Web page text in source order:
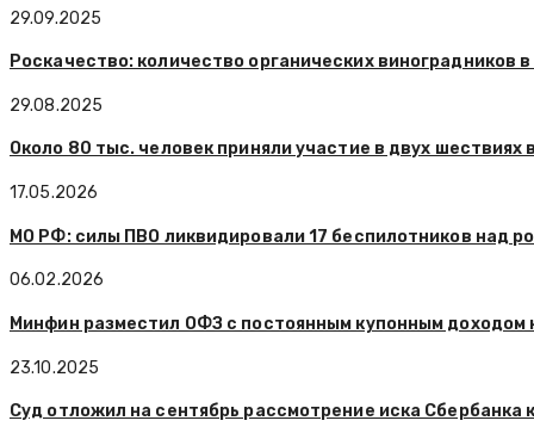
29.09.2025
Роскачество: количество органических виноградников
29.08.2025
Около 80 тыс. человек приняли участие в двух шествиях
17.05.2026
МО РФ: силы ПВО ликвидировали 17 беспилотников над
06.02.2026
Минфин разместил ОФЗ с постоянным купонным доходом
23.10.2025
Суд отложил на сентябрь рассмотрение иска